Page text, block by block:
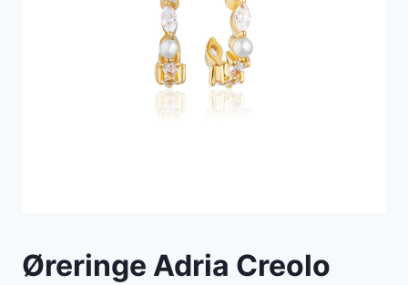
Øreringe Adria Creolo